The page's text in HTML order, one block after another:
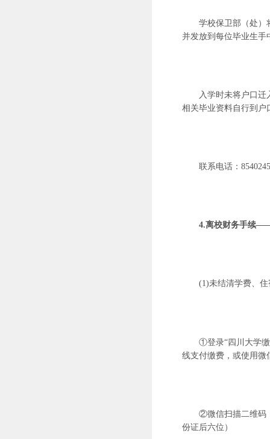
学校保卫部（处）
并发放到每位毕业生手
入学时未将户口
相关毕业资料自行到户
联系电话：
4.离校财务手续
(1)未结清学费、
①登录“四川大学缴
线支付缴费，或使用微
②微信扫描二维码
份证后六位）